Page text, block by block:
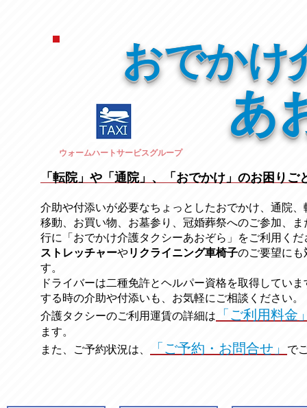
おでかけ
あ
ウォームハートサービスグループ
「転院」や「通院」、「おでかけ」のお困りご
介助や付添いが必要なちょっとしたおでかけ、通院
移動、お買い物、お墓参り、冠婚葬祭へのご参加、ま
行に「おでかけ介護タクシーあおぞら」をご利用くだ
ストレッチャー​やリクライニング車椅子のご要望にも
す。
ドライバーは二種免許とヘルパー資格を取得してい
する時の介助や付添いも、お気軽にご相談ください
介護タクシーのご利用運賃の詳細は 「ご利用料金
ます。
また、ご予約状況は、
「ご予約・お問合せ」 で